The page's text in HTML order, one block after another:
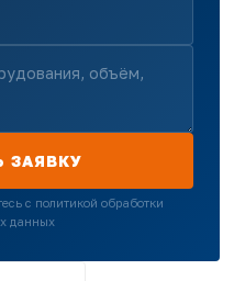
ЗАЯВКУ
с политикой обработки
данных